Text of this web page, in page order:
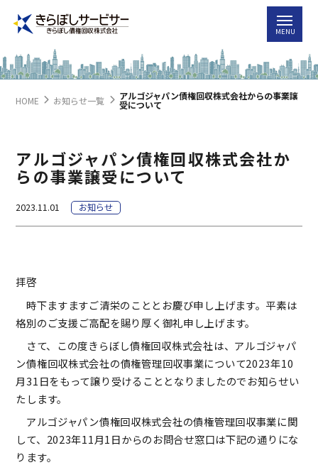
HOME お知らせ一覧 アルゴジャパン債権回収株式会社からの事業譲
受について
アルゴジャパン債権回収株式会社か
らの事業譲受について
2023.11.01 お知らせ
拝啓
時下ますますご清栄のこととお慶び申し上げます。平素は
格別のご支援ご高配を賜り厚く御礼申し上げます。
さて、この度きらぼし債権回収株式会社は、アルゴジャパ
ン債権回収株式会社の債権管理回収事業について2023年10
月31日をもって譲り受けることとなりましたのでお知らせい
たします。
アルゴジャパン債権回収株式会社の債権管理回収事業に関
して、2023年11月1日からのお問合せ窓口は下記の通りにな
ります。